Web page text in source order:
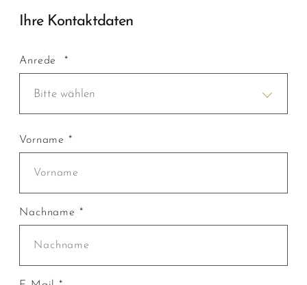
Ihre Kontaktdaten
Anrede *
Bitte wählen
Vorname *
Nachname *